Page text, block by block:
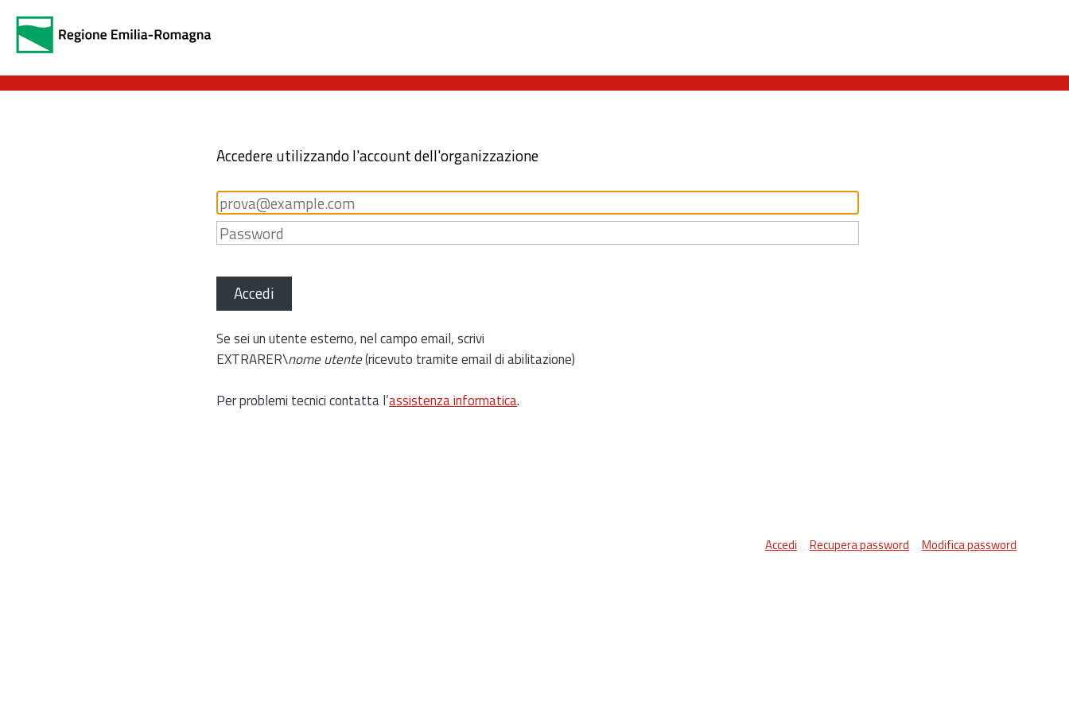
Accedere utilizzando l'account dell'organizzazione
Accedi
Se sei un utente esterno, nel campo email, scrivi
EXTRARER\nome utente(ricevuto tramite email di abilitazione)
Per problemi tecnici contatta l’assistenza informatica.
Accedi Recupera password Modifica password